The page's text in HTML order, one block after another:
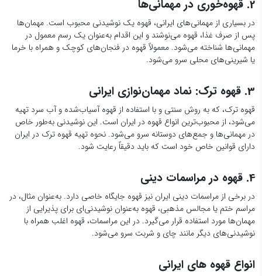
2. قهوه‌خوری در مهمانی‌ها
در بسیاری از مهمانی‌های ایرانی، قهوه یک نوشیدنی محبوب است. مهمان‌ها
پس از صرف غذا، قهوه می‌نوشند و این اقدام به‌عنوان یک رسم معمول در
مهمانی‌ها شناخته می‌شود. معمولاً قهوه در فنجان‌های کوچک و همراه با خرما
یا شیرینی‌های محلی سرو می‌شود.
3. قهوه ترک: نماد مهمان‌نوازی ایرانی
قهوه ترک، که به روش سنتی و با استفاده از قهوه آسیاب‌شده و آب سرد تهیه
می‌شود، از محبوب‌ترین انواع قهوه در ایران است. این نوشیدنی به‌طور خاص
در مهمانی‌ها و جمع‌های دوستانه سرو می‌شود. نحوه تهیه قهوه ترک در ایران
دارای قوانین خاص خود است که باید دقیقاً رعایت شود.
4. قهوه در مراسمات دینی
در برخی از مراسمات دینی ایران نیز قهوه جایگاه خاصی دارد. به‌عنوان مثال، در
مراسم ختم یا مجالس مذهبی، قهوه به‌عنوان نوشیدنی‌ای برای پذیرایی از
مهمان‌ها مورد استفاده قرار می‌گیرد. در این مراسمات، قهوه اغلب همراه با
نوشیدنی‌های دیگر مانند چای و شربت سرو می‌شود.
انواع قهوه های ایرانی